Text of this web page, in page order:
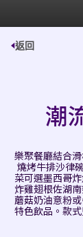
返回
潮
樂聚餐廳結合
燒烤牛排沙律
菜可選墨西哥
炸雞翅根佐湖
蘑菇奶油意粉
特色飲品。款